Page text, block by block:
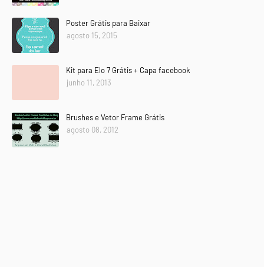
Poster Grátis para Baixar
agosto 15, 2015
Kit para Elo 7 Grátis + Capa facebook
junho 11, 2013
Brushes e Vetor Frame Grátis
agosto 08, 2012